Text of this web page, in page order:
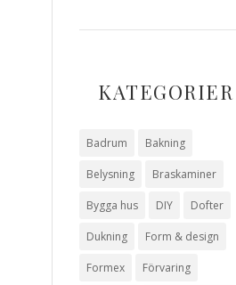
KATEGORIER
Badrum Bakning
Belysning Braskaminer
Bygga hus DIY Dofter
Dukning Form & design
Formex Förvaring